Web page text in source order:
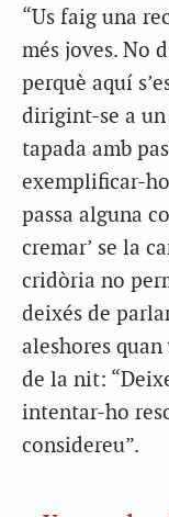
“Us faig una
més joves. No
perquè aquí
dirigint-se a un
tapada amb
exemplificar-
passa alguna
cremar’ se la
cridòria no
deixés de
aleshores
de la nit:
intentar-ho
considereu”.